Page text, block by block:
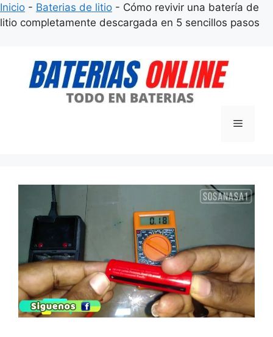
Inicio - Baterias de litio - Cómo revivir una batería de
litio completamente descargada en 5 sencillos pasos
contenido
Menú